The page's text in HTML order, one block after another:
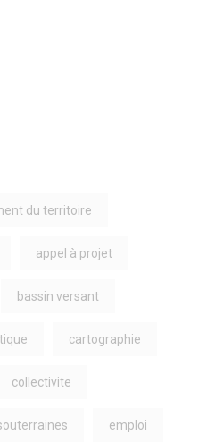
du territoire
appel à projet
bassin versant
cartographie
collectivite
emploi